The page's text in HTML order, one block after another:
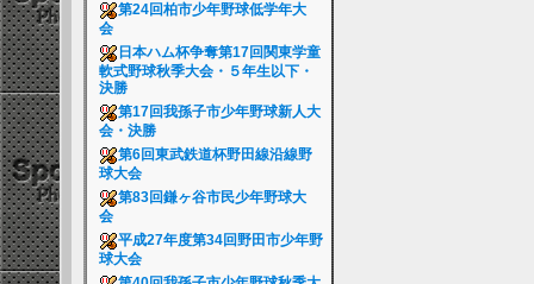
第24回柏市少年野球低学年大
会
日本ハム杯争奪第17回関東学童
軟式野球秋季大会・５年生以下・
決勝
第17回我孫子市少年野球新人大
会・決勝
第6回東武鉄道杯野田線沿線野
球大会
第83回鎌ヶ谷市民少年野球大
会
平成27年度第34回野田市少年野
球大会